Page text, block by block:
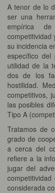
A tenor de lo
ser una
empírica
competitividad
su incidencia
específico del
utilidad de la
dos de los
hostilidad.
competitivos,
las posibles
Tipo A
Tratamos de
grado de
a cerca del
refiere a la
jugar del
considerada